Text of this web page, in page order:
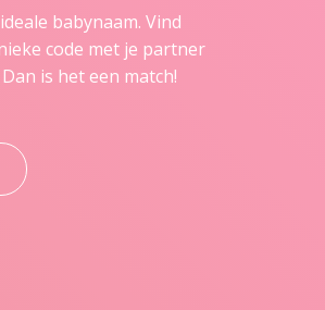
babynaam. Vind
code met je partner
is het een match!